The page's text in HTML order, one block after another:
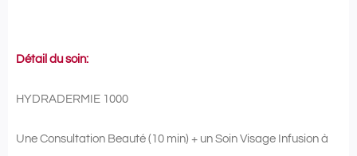
Détail du soin:
HYDRADERMIE 1000
Une Consultation Beauté (10 min) + un Soin Visage Infusion à